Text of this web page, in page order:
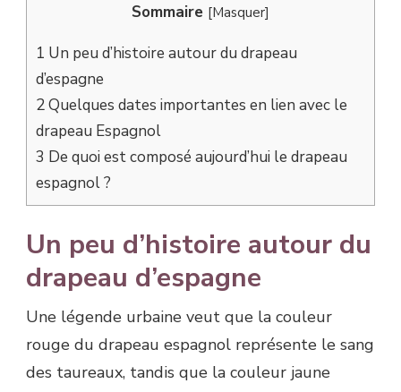
Sommaire [Masquer]
1 Un peu d’histoire autour du drapeau
d’espagne
2Quelques dates importantes en lien avec le
drapeau Espagnol
3 De quoi est composé aujourd’hui le drapeau
espagnol ?
Un peu d’histoire autour du
drapeau d’espagne
Une légende urbaine veut que la couleur
rouge du drapeau espagnol représente le sang
des taureaux, tandis que la couleur jaune